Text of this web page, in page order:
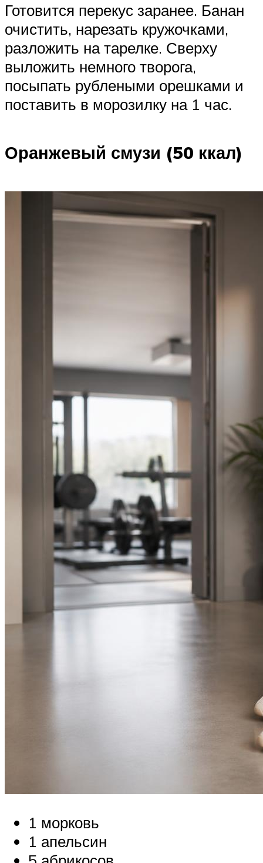
Готовится перекус заранее. Банан
очистить, нарезать кружочками,
разложить на тарелке. Сверху
выложить немного творога,
посыпать рублеными орешками и
поставить в морозилку на 1 час.
Оранжевый смузи (50 ккал)
1 морковь
1 апельсин